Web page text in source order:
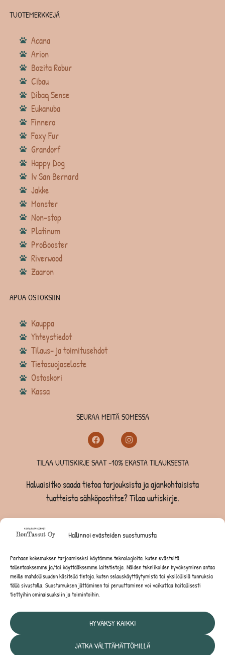
Hallinnoi evästeiden suostumusta
Parhaan kokemuksen tarjoamiseksi käytämme teknologioita, kuten evästeitä,
tallentaaksemme ja/tai käyttääksemme laitetietoja. Näiden tekniikoiden hyväksyminen antaa
meille mahdollisuuden käsitellä tietoja, kuten selauskäyttäytymistä tai yksilöllisiä tunnuksia
tällä sivustolla. Suostumuksen jättäminen tai peruuttaminen voi vaikuttaa haitallisesti
tiettyihin ominaisuuksiin ja toimintoihin.
HYVÄKSY KAIKKI
JATKA VÄLTTÄMÄTTÖMILLÄ
TUOTEMERKKEJÄ
Acana
Arion
Bozita Robur
Cibau
Dibaq Sense
Eukanuba
Finnero
Foxy Fur
Grandorf
Happy Dog
Iv San Bernard
Jakke
Monster
Non-stop
Platinum
ProBooster
Riverwood
Zaaron
APUA OSTOKSIIN
Kauppa
Yhteystiedot
Tilaus- ja toimitusehdot
Tietosuojaseloste
Ostoskori
Kassa
SEURAA MEITÄ SOMESSA
TILAA UUTISKIRJE SAAT -10% EKASTA TILAUKSESTA
Haluaisitko saada tietoa tarjouksista ja ajankohtaisista
tuotteista sähköpostitse? Tilaa uutiskirje.
TILAA UUTISKIRJE -SAAT -10% EKASTA TILAUKSESTA
KISSOILLE
JYRSIJÖILLE